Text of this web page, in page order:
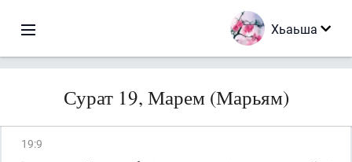
Хьаьша
Сурат 19, Марем (Марьям)
19:9